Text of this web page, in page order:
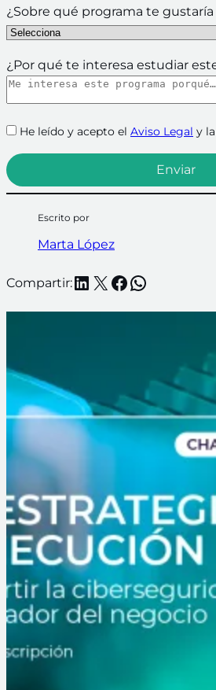
¿Sobre qué programa te
¿Por qué te interesa estudiar
He leído y acepto el Aviso Legal y la
Escrito por
Marta López
Compartir:LinkedIn
X Facebook